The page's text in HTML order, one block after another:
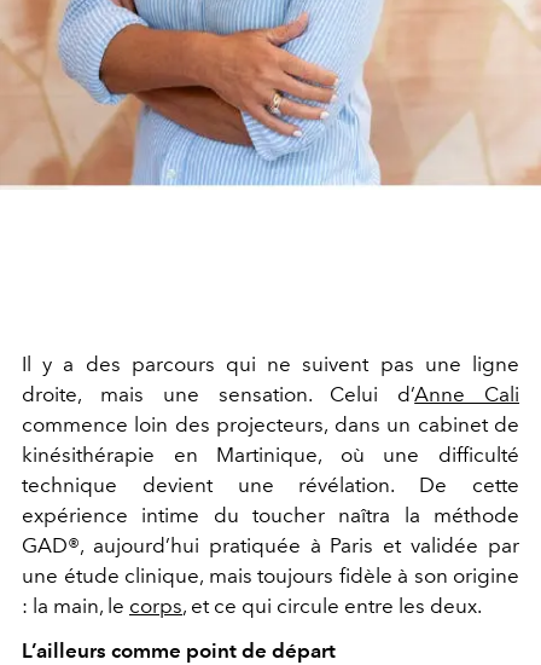
Il y a des parcours qui ne suivent pas une ligne
droite, mais une sensation. Celui d’Anne Cali
commence loin des projecteurs, dans un cabinet de
kinésithérapie en Martinique, où une difficulté
technique devient une révélation. De cette
expérience intime du toucher naîtra la méthode
GAD®, aujourd’hui pratiquée à Paris et validée par
une étude clinique, mais toujours fidèle à son origine
: la main, le corps, et ce qui circule entre les deux.
L’ailleurs comme point de départ